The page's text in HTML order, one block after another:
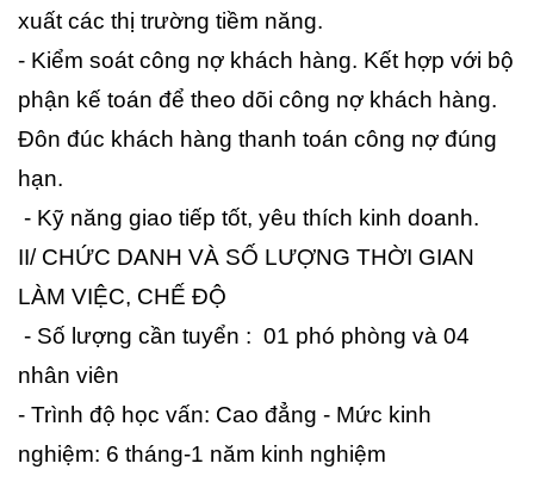
xuất các thị trường tiềm năng.
- Kiểm soát công nợ khách hàng. Kết hợp với bộ
phận kế toán để theo dõi công nợ khách hàng.
Đôn đúc khách hàng thanh toán công nợ đúng
hạn.
- Kỹ năng giao tiếp tốt, yêu thích kinh doanh.
II/ CHỨC DANH VÀ SỐ LƯỢNG THỜI GIAN
LÀM VIỆC, CHẾ ĐỘ
- Số lượng cần tuyển : 01 phó phòng và 04
nhân viên
- Trình độ học vấn: Cao đẳng - Mức kinh
nghiệm: 6 tháng-1 năm kinh nghiệm